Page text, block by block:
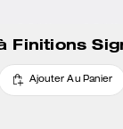
Ajouter Au Panier